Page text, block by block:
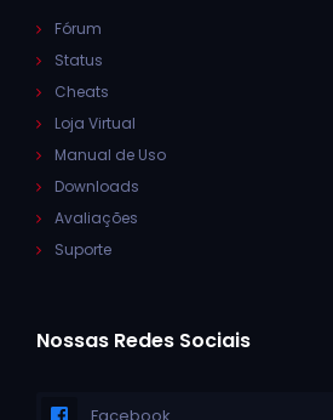
Fórum
Status
Cheats
Loja Virtual
Manual de Uso
Downloads
Avaliações
Suporte
Nossas Redes Sociais